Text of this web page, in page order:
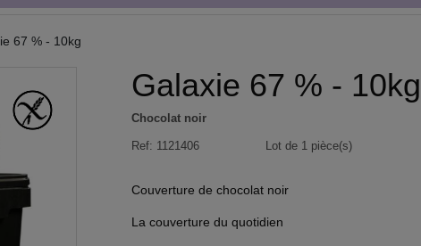
67 % - 10kg
Galaxie 67 % - 10kg
Chocolat noir
Ref: 1121406 Lot de 1 pièce(s)
Couverture de chocolat noir
La couverture du quotidien